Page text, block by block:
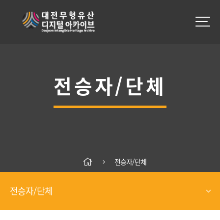
전승자/단체
전승자/단체
전승자/단체